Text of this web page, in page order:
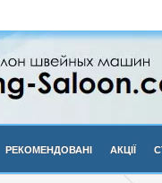
Рекомендовані Акції